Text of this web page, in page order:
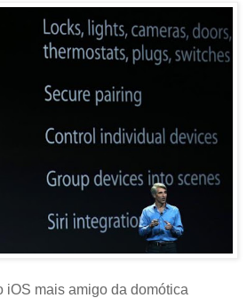
iOS mais amigo da domótica